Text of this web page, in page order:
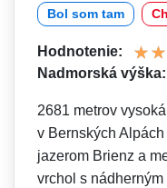
Bol som tam
Hodnotenie:
Nadmorská
2681 metrov
v Bernských
jazerom Brienz a
vrchol s